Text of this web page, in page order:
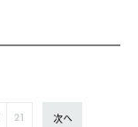
21 次へ